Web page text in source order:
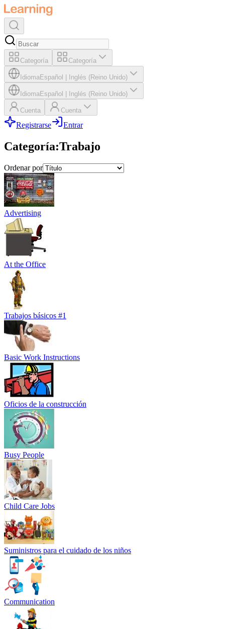
Categoría Categoría
IdiomaEspañol Inglés (Reino Unido)
IdiomaEspañol Inglés (Reino Unido)
Cuenta Cuenta
Registrarse Entrar
Categoría:Trabajo
Ordenar por
Advertising
At the Office
Trabajos básicos #1
Basic Work Instructions
Oficios de la construcción
Busy People
Child Care Jobs
Suministros para el cuidado de los niños
Communication